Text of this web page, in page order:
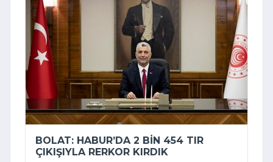
BOLAT: HABUR’DA 2 BIN 454 TIR
ÇIKIŞIYLA RERKOR KIRDIK